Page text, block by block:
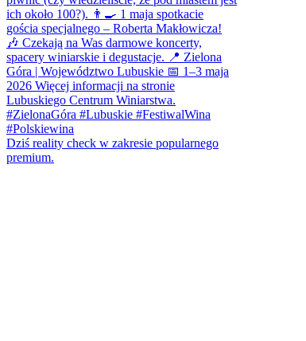
Dziś reality check w zakresie popularnego
premium.